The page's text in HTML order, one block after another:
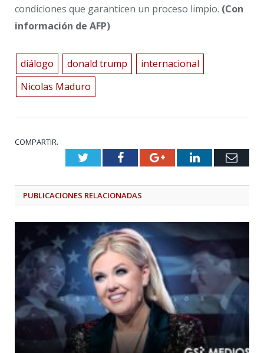
condiciones que garanticen un proceso limpio. (Con
información de AFP)
diálogo donald trump
internacional
Nicolas Maduro
COMPARTIR.
TwitterFacebookGoogle+LinkedIn
PUBLICACIONES RELACIONADAS